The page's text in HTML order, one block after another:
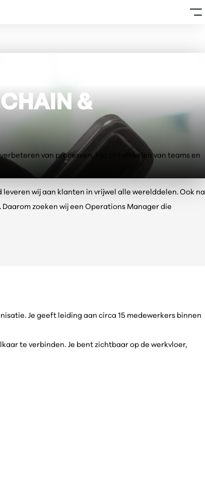
&
van processen, het ontwikkelen van teams en
wij aan klanten in vrijwel alle werelddelen. Ook na
zoeken wij een Operations Manager die
Je geeft leiding aan circa 15 medewerkers binnen
te verbinden. Je bent zichtbaar op de werkvloer,